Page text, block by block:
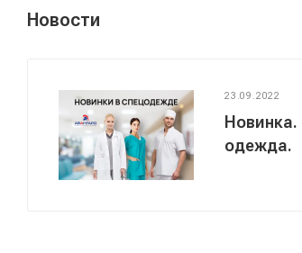
Новости
23.09.2022
одежда.